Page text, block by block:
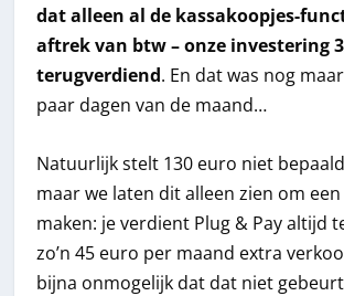
dat alleen al de kassakoopjes-
aftrek van btw – onze investering
terugverdiend. En dat was nog
paar dagen van de maand…
Natuurlijk stelt 130 euro niet
maar we laten dit alleen zien om
maken: je verdient Plug & Pay altijd
zo’n 45 euro per maand extra
bijna onmogelijk dat dat niet